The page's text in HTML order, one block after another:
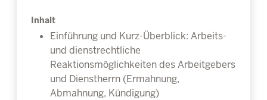
Inhalt
Einführung und Kurz-Überblick: Arbeits-
und dienstrechtliche
Reaktionsmöglichkeiten des Arbeitgebers
und Dienstherrn (Ermahnung,
Abmahnung, Kündigung)